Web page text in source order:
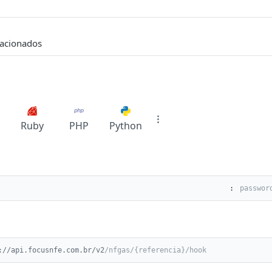
Ruby PHP Python
:
api.focusnfe.com.br/v2/nfgas/{referencia}/hook